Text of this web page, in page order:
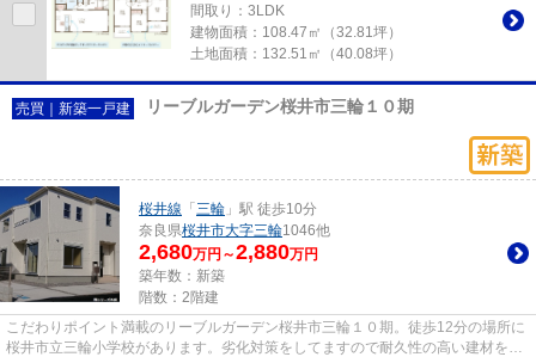
間取り：3LDK
建物面積： 108.47㎡（32.81坪）
土地面積： 132.51㎡（40.08坪）
売買｜新築一戸建 リーブルガーデン桜井市三輪１０期
桜井線 「 三輪 」駅 徒歩10分
奈良県桜井市大字三輪1046他
2,680万円～2,880万円
築年数：新築
階数：2階建
こだわりポイント満載のリーブルガーデン桜井市三輪１０期。徒歩12分の場所に
桜井市立三輪小学校があります。劣化対策をしてますので耐久性の高い建材を使